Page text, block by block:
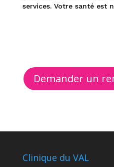
services. Votre santé est
Demander un
Clinique du VAL